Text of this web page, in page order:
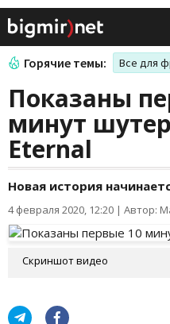
Горячие темы: Все для
Показаны
минут
Eternal
Новая история
4 февраля 2020, 12:20 | Автор:
Скриншот видео